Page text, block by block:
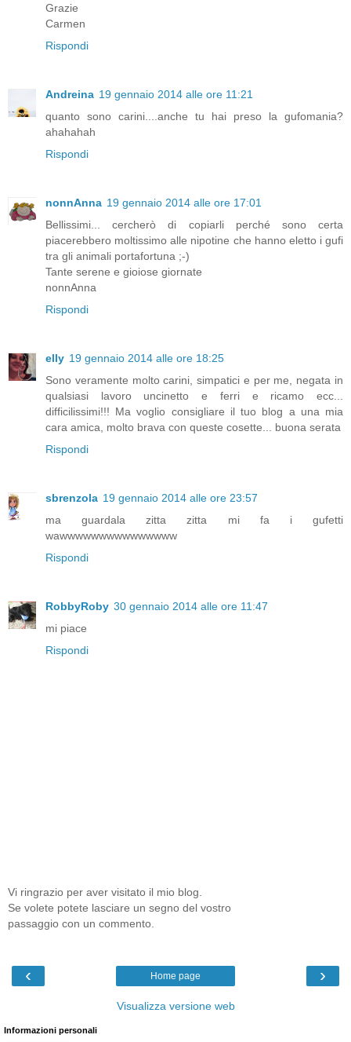
Grazie
Carmen
Rispondi
Andreina 19 gennaio 2014 alle ore 11:21
quanto sono carini....anche tu hai preso la gufomania?
ahahahah
Rispondi
nonnAnna 19 gennaio 2014 alle ore 17:01
Bellissimi... cercherò di copiarli perché sono certa
piacerebbero moltissimo alle nipotine che hanno eletto i gufi
tra gli animali portafortuna ;-)
Tante serene e gioiose giornate
nonnAnna
Rispondi
elly 19 gennaio 2014 alle ore 18:25
Sono veramente molto carini, simpatici e per me, negata in
qualsiasi lavoro uncinetto e ferri e ricamo ecc...
difficilissimi!!! Ma voglio consigliare il tuo blog a una mia
cara amica, molto brava con queste cosette... buona serata
Rispondi
sbrenzola 19 gennaio 2014 alle ore 23:57
ma guardala zitta zitta mi fa i gufetti
wawwwwwwwwwwwwwww
Rispondi
RobbyRoby 30 gennaio 2014 alle ore 11:47
mi piace
Rispondi
Vi ringrazio per aver visitato il mio blog.
Se volete potete lasciare un segno del vostro
passaggio con un commento.
‹ ›
Home page
Visualizza versione web
Informazioni personali